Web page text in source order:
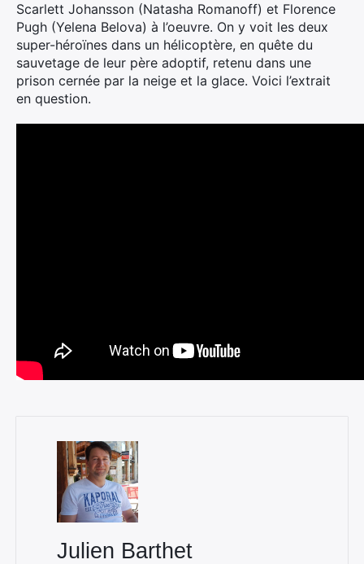
Scarlett Johansson (Natasha Romanoff) et Florence
Pugh (Yelena Belova) à l’oeuvre. On y voit les deux
super-héroïnes dans un hélicoptère, en quête du
sauvetage de leur père adoptif, retenu dans une
prison cernée par la neige et la glace. Voici l’extrait
en question.
Julien Barthet